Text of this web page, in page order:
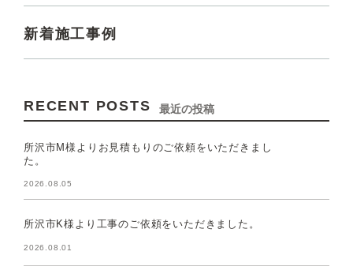
新着施工事例
RECENT POSTS 最近の投稿
所沢市M様よりお見積もりのご依頼をいただきまし
た。
2026.08.05
所沢市K様より工事のご依頼をいただきました。
2026.08.01